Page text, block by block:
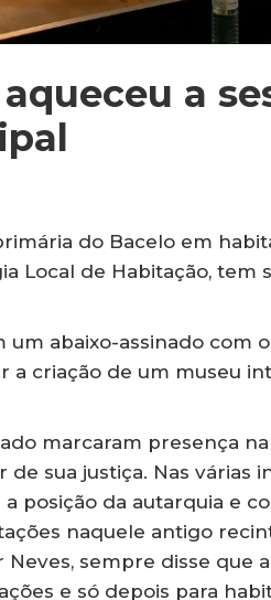
a
do Bacelo em
Local de Habitação, tem
abaixo-assinado com
a criação de um museu
marcaram presença
de sua justiça. Nas várias
posição da autarquia e
naquele antigo
sempre disse que
e só depois para